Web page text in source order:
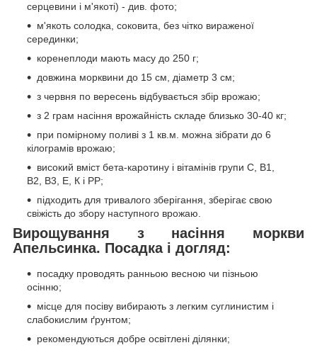
серцевини і м'якоті) - див. фото;
м'якоть солодка, соковита, без чітко вираженої
серединки;
коренеплоди мають масу до 250 г;
довжина морквини до 15 см, діаметр 3 см;
з червня по вересень відбувається збір врожаю;
з 2 грам насіння врожайність складе близько 30-40 кг;
при помірному поливі з 1 кв.м. можна зібрати до 6
кілограмів врожаю;
високий вміст бета-каротину і вітамінів групи С, В1,
В2, В3, Е, К і РP;
підходить для тривалого зберігання, зберігає свою
свіжість до збору наступного врожаю.
Вирощування з насіння моркви
Апельсинка. Посадка і догляд:
посадку проводять ранньою весною чи пізньою
осінню;
місце для посіву вибирають з легким суглинистим і
слабокислим ґрунтом;
рекомендуються добре освітлені ділянки;